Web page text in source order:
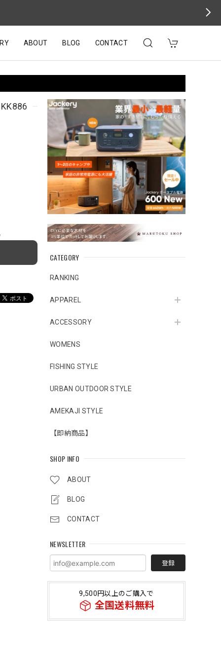
ABOUT BLOG CONTACT
CATEGORY
RANKING
APPAREL
ACCESSORY
WOMENS
FISHING STYLE
URBAN OUTDOOR STYLE
AMEKAJI STYLE
【即納商品】
SHOP INFO
ABOUT
BLOG
CONTACT
NEWSLETTER
登録
9,500円以上のご購入で
全国送料無料